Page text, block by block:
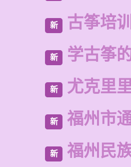
新 古筝培
新 学古筝
新 尤克里
新 福州市
新 福州民